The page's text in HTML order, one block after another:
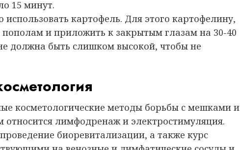
15 минут.
картофель. Для этого картофелину,
и приложить к закрытым глазам на 30-40
должна быть слишком высокой, чтобы не
косметологические методы борьбы с мешками и
относится лимфодренаж и электростимуляция.
биоревитализации, а также курс